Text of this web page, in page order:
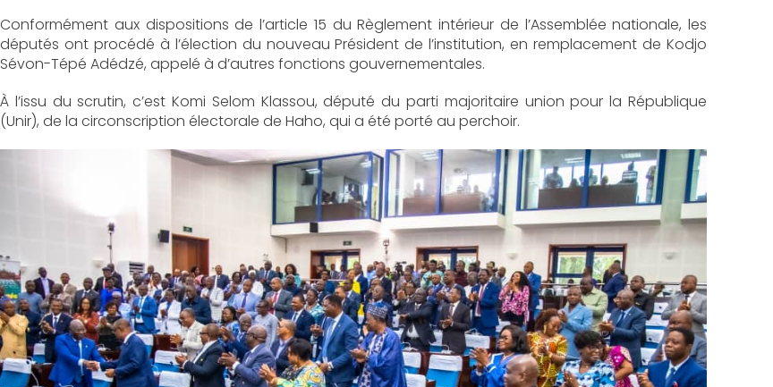
Conformément aux dispositions de l’article 15 du Règlement intérieur de l’Assemblée nationale, les
députés ont procédé à l’élection du nouveau Président de l’institution, en remplacement de Kodjo
Sévon-Tépé Adédzé, appelé à d’autres fonctions gouvernementales.
À l’issu du scrutin, c’est Komi Selom Klassou, député du parti majoritaire union pour la République
(Unir), de la circonscription électorale de Haho, qui a été porté au perchoir.